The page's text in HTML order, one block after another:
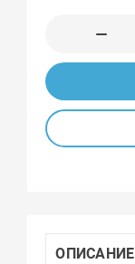
ОПИСАНИЕ